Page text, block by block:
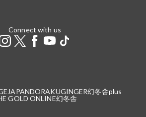
Connect with us
JAPANDORAKUGINGER幻冬舎plus
GOLD ONLINE幻冬舎